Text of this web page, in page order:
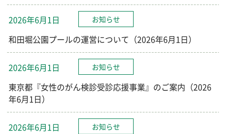
2026年6月1日 お知らせ
和田堀公園プールの運営について（2026年6月1日）
2026年6月1日 お知らせ
東京都『女性のがん検診受診応援事業』のご案内（2026
年6月1日）
2026年6月1日 お知らせ